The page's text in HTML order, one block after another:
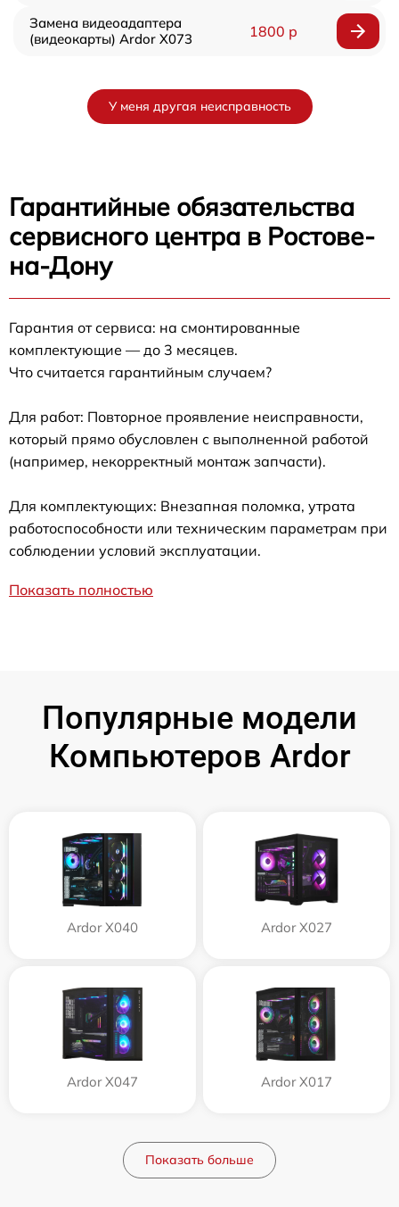
Замена видеоадаптера
(видеокарты) Ardor X073
1800 р
У меня другая неисправность
Гарантийные обязательства
сервисного центра в Ростове-
на-Дону
Гарантия от сервиса: на смонтированные
комплектующие — до 3 месяцев.
Что считается гарантийным случаем?
Для работ: Повторное проявление неисправности,
который прямо обусловлен с выполненной работой
(например, некорректный монтаж запчасти).
Для комплектующих: Внезапная поломка, утрата
работоспособности или техническим параметрам при
соблюдении условий эксплуатации.
Показать полностью
Популярные модели
Компьютеров Ardor
Ardor X040 Ardor X027
Ardor X047 Ardor X017
Показать больше